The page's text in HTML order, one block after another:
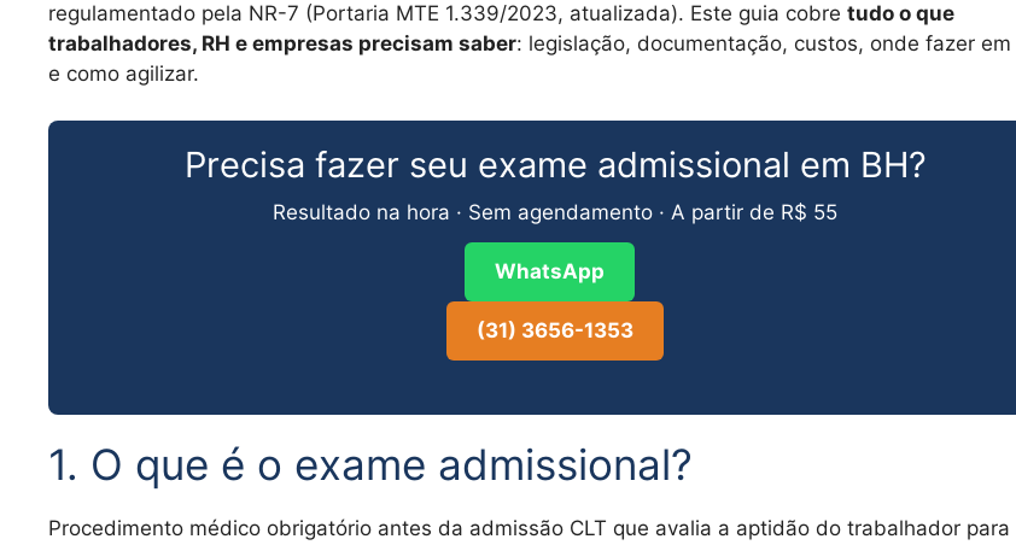
regulamentado pela NR-7 (Portaria MTE 1.339/2023, atualizada). Este guia cobre tudo o que
trabalhadores, RH e empresas precisam saber: legislação, documentação, custos, onde fazer em
e como agilizar.
Precisa fazer seu exame admissional em BH?
Resultado na hora · Sem agendamento · A partir de R$ 55
WhatsApp
(31) 3656-1353
1. O que é o exame admissional?
Procedimento médico obrigatório antes da admissão CLT que avalia a aptidão do trabalhador para